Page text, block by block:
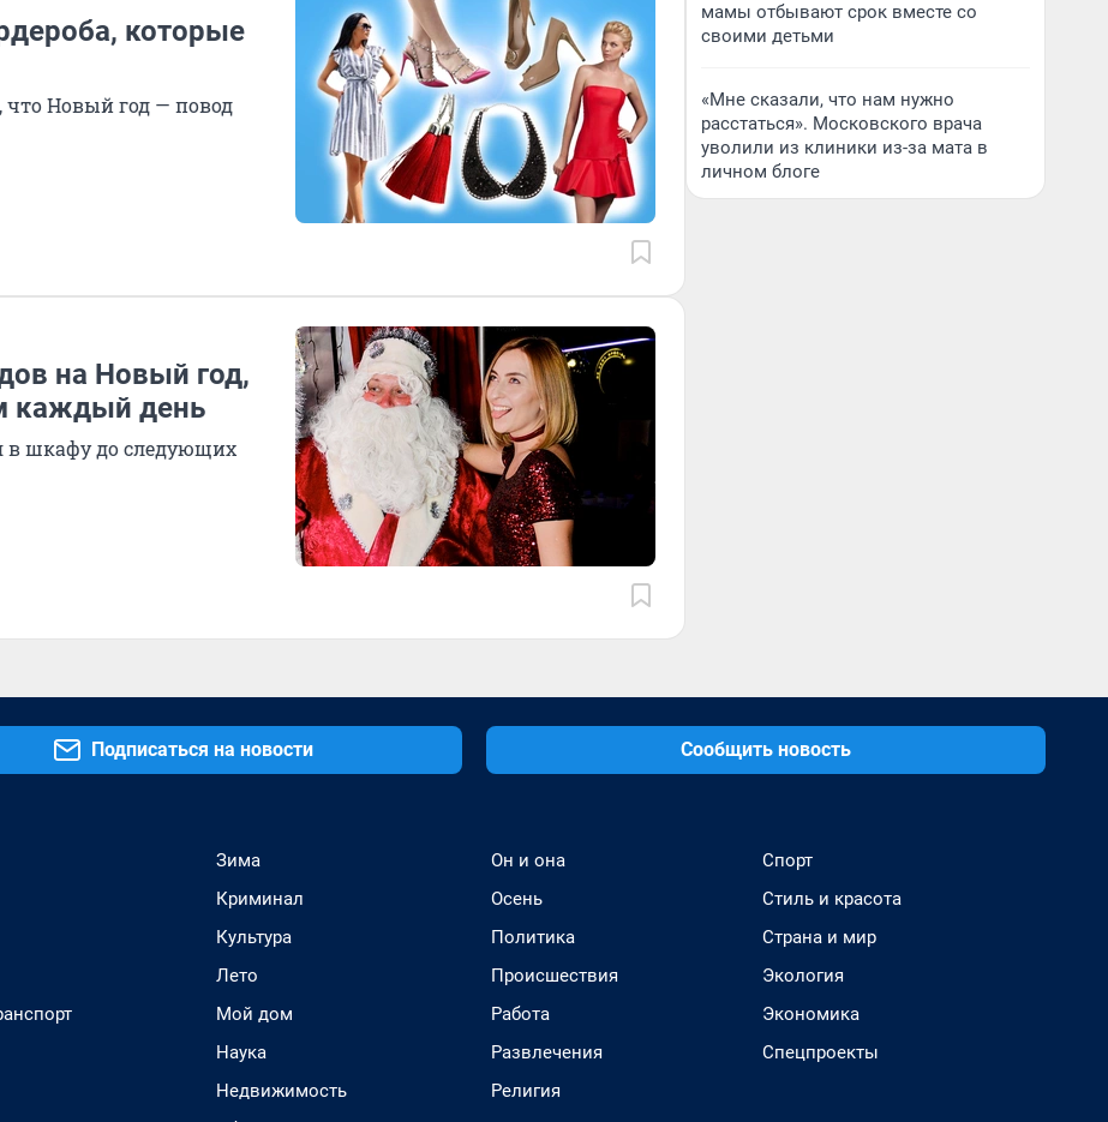
которые
Новый год — повод
на Новый год,
каждый день
в шкафу до следующих
мамы отбывают срок вместе со
своими детьми
«Мне сказали, что нам нужно
расстаться». Московского врача
уволили из клиники из-за мата в
личном блоге
Подписаться на новости Сообщить новость
Зима
Криминал
Культура
Лето
Мой дом
Наука
Недвижимость
Он и она
Осень
Политика
Происшествия
Работа
Развлечения
Религия
Спорт
Стиль и красота
Страна и мир
Экология
Экономика
Спецпроекты